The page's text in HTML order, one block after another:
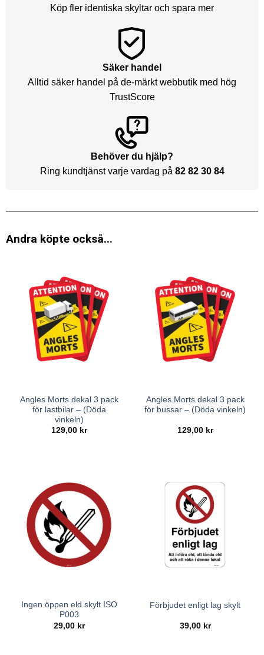
Köp fler identiska skyltar och spara mer
Säker handel
Alltid säker handel på de-märkt webbutik med hög
TrustScore
Behöver du hjälp?
Ring kundtjänst varje vardag på 82 82 30 84
Andra köpte också...
Angles Morts dekal 3 pack
för lastbilar – (Döda
vinkeln)
129,00 kr
Angles Morts dekal 3 pack
för bussar – (Döda vinkeln)
129,00 kr
Ingen öppen eld skylt ISO
P003
29,00 kr
Förbjudet enligt lag skylt
39,00 kr